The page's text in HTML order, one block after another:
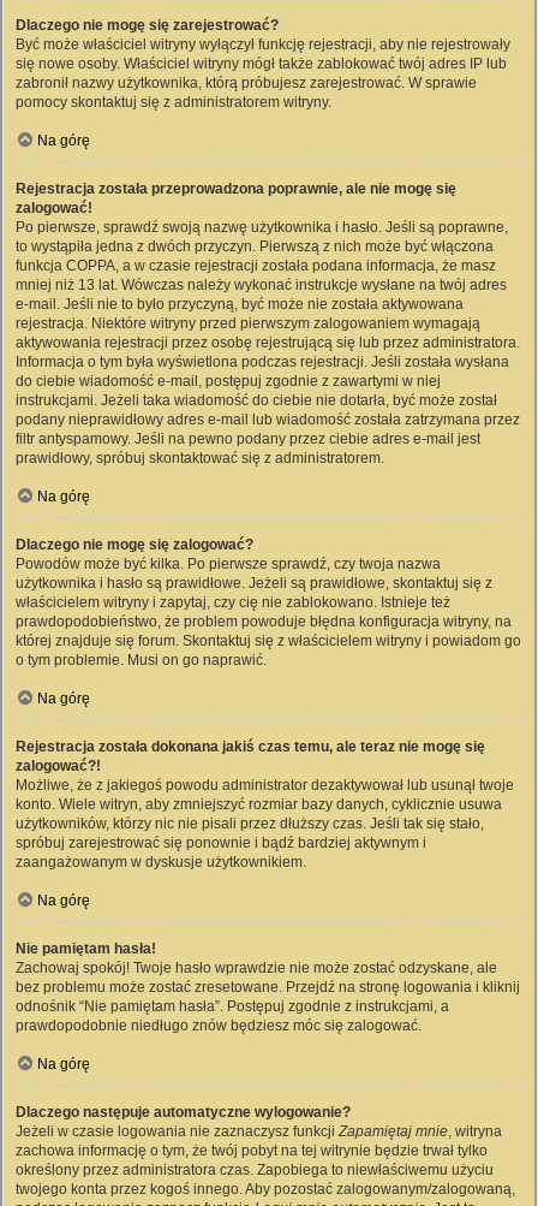
Dlaczego nie mogę się zarejestrować?
Być może właściciel witryny wyłączył funkcję rejestracji, aby nie rejestrowały
się nowe osoby. Właściciel witryny mógł także zablokować twój adres IP lub
zabronił nazwy użytkownika, którą próbujesz zarejestrować. W sprawie
pomocy skontaktuj się z administratorem witryny.
Na górę
Rejestracja została przeprowadzona poprawnie, ale nie mogę się
zalogować!
Po pierwsze, sprawdź swoją nazwę użytkownika i hasło. Jeśli są poprawne,
to wystąpiła jedna z dwóch przyczyn. Pierwszą z nich może być włączona
funkcja COPPA, a w czasie rejestracji została podana informacja, że masz
mniej niż 13 lat. Wówczas należy wykonać instrukcje wysłane na twój adres
e-mail. Jeśli nie to było przyczyną, być może nie została aktywowana
rejestracja. Niektóre witryny przed pierwszym zalogowaniem wymagają
aktywowania rejestracji przez osobę rejestrującą się lub przez administratora.
Informacja o tym była wyświetlona podczas rejestracji. Jeśli została wysłana
do ciebie wiadomość e-mail, postępuj zgodnie z zawartymi w niej
instrukcjami. Jeżeli taka wiadomość do ciebie nie dotarła, być może został
podany nieprawidłowy adres e-mail lub wiadomość została zatrzymana przez
filtr antyspamowy. Jeśli na pewno podany przez ciebie adres e-mail jest
prawidłowy, spróbuj skontaktować się z administratorem.
Na górę
Dlaczego nie mogę się zalogować?
Powodów może być kilka. Po pierwsze sprawdź, czy twoja nazwa
użytkownika i hasło są prawidłowe. Jeżeli są prawidłowe, skontaktuj się z
właścicielem witryny i zapytaj, czy cię nie zablokowano. Istnieje też
prawdopodobieństwo, że problem powoduje błędna konfiguracja witryny, na
której znajduje się forum. Skontaktuj się z właścicielem witryny i powiadom go
o tym problemie. Musi on go naprawić.
Na górę
Rejestracja została dokonana jakiś czas temu, ale teraz nie mogę się
zalogować?!
Możliwe, że z jakiegoś powodu administrator dezaktywował lub usunął twoje
konto. Wiele witryn, aby zmniejszyć rozmiar bazy danych, cyklicznie usuwa
użytkowników, którzy nic nie pisali przez dłuższy czas. Jeśli tak się stało,
spróbuj zarejestrować się ponownie i bądź bardziej aktywnym i
zaangażowanym w dyskusje użytkownikiem.
Na górę
Nie pamiętam hasła!
Zachowaj spokój! Twoje hasło wprawdzie nie może zostać odzyskane, ale
bez problemu może zostać zresetowane. Przejdź na stronę logowania i kliknij
odnośnik “Nie pamiętam hasła”. Postępuj zgodnie z instrukcjami, a
prawdopodobnie niedługo znów będziesz móc się zalogować.
Na górę
Dlaczego następuje automatyczne wylogowanie?
Jeżeli w czasie logowania nie zaznaczysz funkcjiZapamiętaj mnie, witryna
zachowa informację o tym, że twój pobyt na tej witrynie będzie trwał tylko
określony przez administratora czas. Zapobiega to niewłaściwemu użyciu
twojego konta przez kogoś innego. Aby pozostać zalogowanym/zalogowaną,